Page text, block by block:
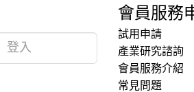
會員服務
試用申請
產業研究諮詢
會員服務介紹
常見問題